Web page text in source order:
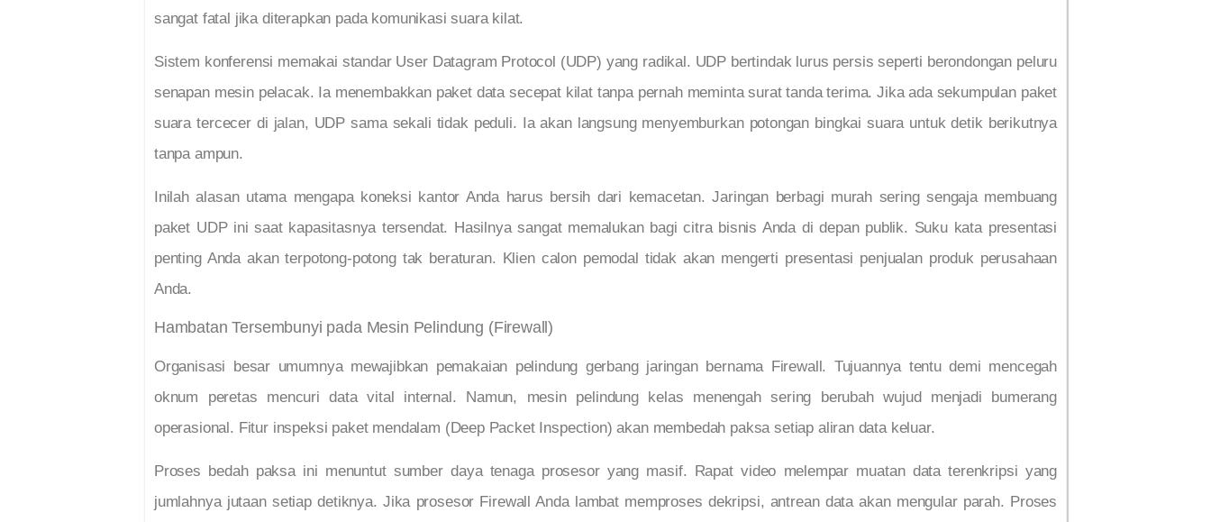
sangat fatal jika diterapkan pada komunikasi suara kilat.
Sistem konferensi memakai standar User Datagram Protocol (UDP) yang radikal. UDP bertindak lurus persis seperti berondongan peluru
senapan mesin pelacak. Ia menembakkan paket data secepat kilat tanpa pernah meminta surat tanda terima. Jika ada sekumpulan paket
suara tercecer di jalan, UDP sama sekali tidak peduli. Ia akan langsung menyemburkan potongan bingkai suara untuk detik berikutnya
tanpa ampun.
Inilah alasan utama mengapa koneksi kantor Anda harus bersih dari kemacetan. Jaringan berbagi murah sering sengaja membuang
paket UDP ini saat kapasitasnya tersendat. Hasilnya sangat memalukan bagi citra bisnis Anda di depan publik. Suku kata presentasi
penting Anda akan terpotong-potong tak beraturan. Klien calon pemodal tidak akan mengerti presentasi penjualan produk perusahaan
Anda.
Hambatan Tersembunyi pada Mesin Pelindung (Firewall)
Organisasi besar umumnya mewajibkan pemakaian pelindung gerbang jaringan bernama Firewall. Tujuannya tentu demi mencegah
oknum peretas mencuri data vital internal. Namun, mesin pelindung kelas menengah sering berubah wujud menjadi bumerang
operasional. Fitur inspeksi paket mendalam (Deep Packet Inspection) akan membedah paksa setiap aliran data keluar.
Proses bedah paksa ini menuntut sumber daya tenaga prosesor yang masif. Rapat video melempar muatan data terenkripsi yang
jumlahnya jutaan setiap detiknya. Jika prosesor Firewall Anda lambat memproses dekripsi, antrean data akan mengular parah. Proses